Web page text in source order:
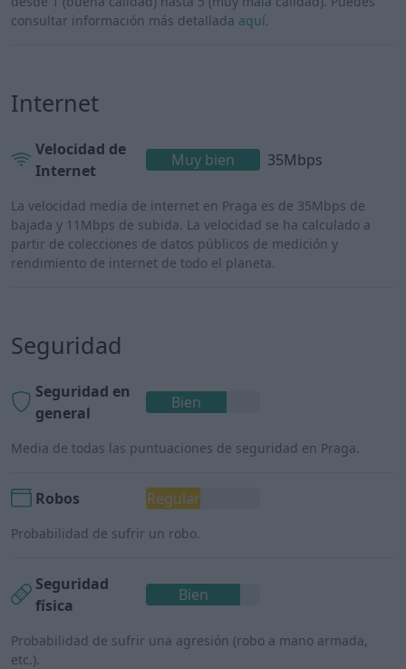
consultar información más detallada aquí.
Internet
Velocidad de
Internet
Muy bien 35Mbps
La velocidad media de internet en Praga es de 35Mbps de
bajada y 11Mbps de subida. La velocidad se ha calculado a
partir de colecciones de datos públicos de medición y
rendimiento de internet de todo el planeta.
Seguridad
Seguridad en
general
Bien
Media de todas las puntuaciones de seguridad en Praga.
Robos Regular
Probabilidad de sufrir un robo.
Seguridad
física
Bien
Probabilidad de sufrir una agresión (robo a mano armada,
etc.).